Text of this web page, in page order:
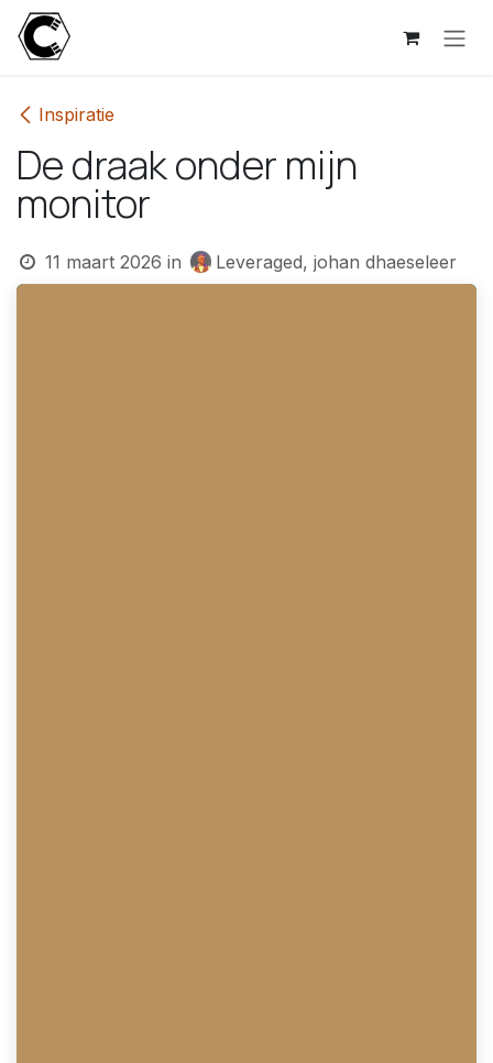
Overslaan naar inhoud
Inspiratie
De draak onder mijn
monitor
11 maart 2026 in Leveraged, johan dhaeseleer